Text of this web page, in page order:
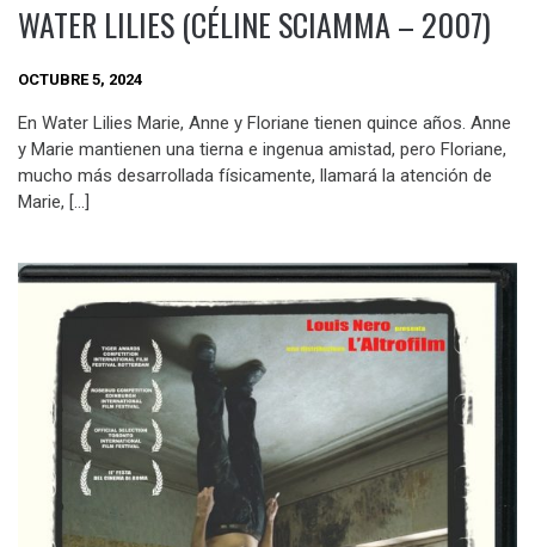
WATER LILIES (CÉLINE SCIAMMA – 2007)
OCTUBRE 5, 2024
En Water Lilies Marie, Anne y Floriane tienen quince años. Anne
y Marie mantienen una tierna e ingenua amistad, pero Floriane,
mucho más desarrollada físicamente, llamará la atención de
Marie, […]